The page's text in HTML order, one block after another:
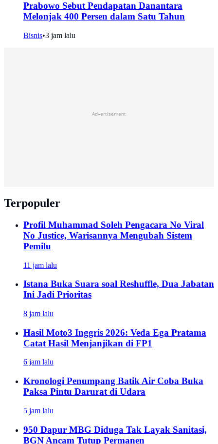
Prabowo Sebut Pendapatan Danantara
Melonjak 400 Persen dalam Satu Tahun
Bisnis•3 jam lalu
Advertisement
Terpopuler
Profil Muhammad Soleh Pengacara No Viral
No Justice, Warisannya Mengubah Sistem
Pemilu
11 jam lalu
Istana Buka Suara soal Reshuffle, Dua Jabatan
Ini Jadi Prioritas
8 jam lalu
Hasil Moto3 Inggris 2026: Veda Ega Pratama
Catat Hasil Menjanjikan di FP1
6 jam lalu
Kronologi Penumpang Batik Air Coba Buka
Paksa Pintu Darurat di Udara
5 jam lalu
950 Dapur MBG Diduga Tak Layak Sanitasi,
BGN Ancam Tutup Permanen